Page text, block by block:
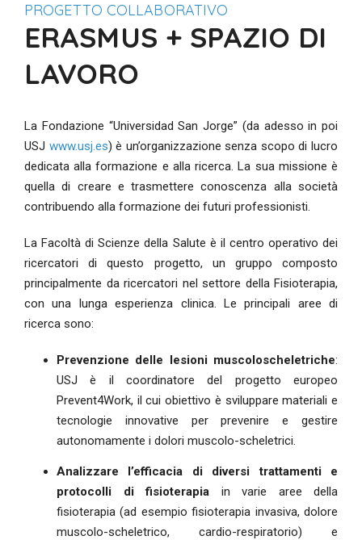
PROGETTO COLLABORATIVO
ERASMUS + SPAZIO DI
LAVORO
La Fondazione “Universidad San Jorge” (da adesso in poi
USJ www.usj.es) è un’organizzazione senza scopo di lucro
dedicata alla formazione e alla ricerca. La sua missione è
quella di creare e trasmettere conoscenza alla società
contribuendo alla formazione dei futuri professionisti.
La Facoltà di Scienze della Salute è il centro operativo dei
ricercatori di questo progetto, un gruppo composto
principalmente da ricercatori nel settore della Fisioterapia,
con una lunga esperienza clinica. Le principali aree di
ricerca sono:
Prevenzione delle lesioni muscoloscheletriche:
USJ è il coordinatore del progetto europeo
Prevent4Work, il cui obiettivo è sviluppare materiali e
tecnologie innovative per prevenire e gestire
autonomamente i dolori muscolo-scheletrici.
Analizzare l’efficacia di diversi trattamenti e
protocolli di fisioterapia in varie aree della
fisioterapia (ad esempio fisioterapia invasiva, dolore
muscolo-scheletrico, cardio-respiratorio) e